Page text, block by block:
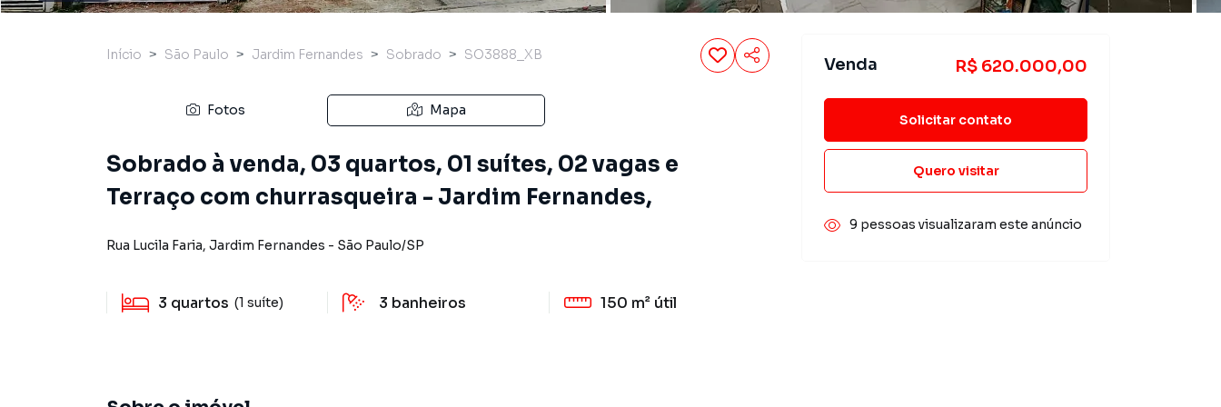
Início São Paulo Jardim Fernandes Sobrado SO3888_XB
Fotos Mapa
Sobrado à venda, 03 quartos, 01 suítes, 02 vagas e
Terraço com churrasqueira - Jardim Fernandes,
Rua Lucila Faria, Jardim Fernandes - São Paulo/SP
3 quartos (1 suíte) 3 banheiros 150 m² útil
Venda R$ 620.000,00
Solicitar contato
Quero visitar
9 pessoas visualizaram este anúncio